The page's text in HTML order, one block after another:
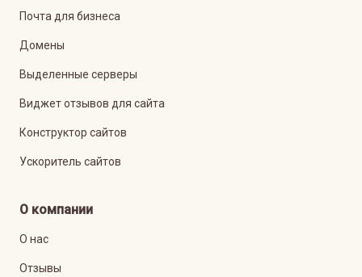
Почта для бизнеса
Домены
Выделенные серверы
Виджет отзывов для сайта
Конструктор сайтов
Ускоритель сайтов
О компании
О нас
Отзывы